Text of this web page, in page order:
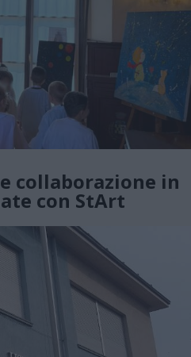
collaborazione in
con StArt